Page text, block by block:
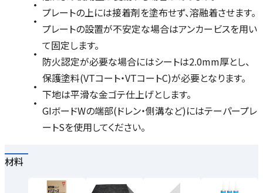
プレートの上には接着剤を塗布せず、溶融着させます。
プレートの設置が不安定な場合はアンカービスを用い
て固定します。
防火認定が必要な場合にはシートは2.0mm厚とし、
保護塗料(VTコート・VTコートC)が必要となります。
下地は平滑な金ゴテ仕上げとします。
GIボードWの端部(ドレン・側溝など)にはテーパープレ
ートSを使用してください。
材料